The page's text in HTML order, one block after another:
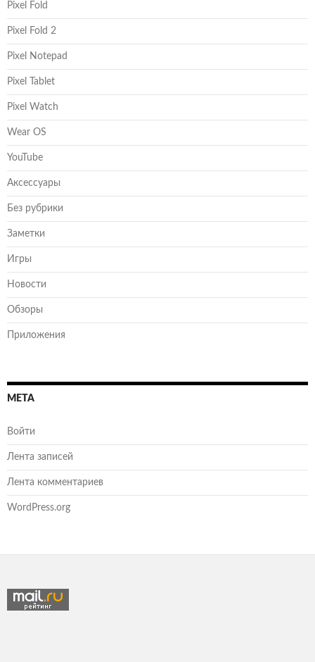
Pixel Fold
Pixel Fold 2
Pixel Notepad
Pixel Tablet
Pixel Watch
Wear OS
YouTube
Аксессуары
Без рубрики
Заметки
Игры
Новости
Обзоры
Приложения
МЕТА
Войти
Лента записей
Лента комментариев
WordPress.org